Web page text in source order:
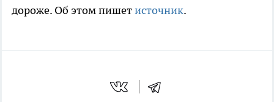
дороже. Об этом пишетисточник.